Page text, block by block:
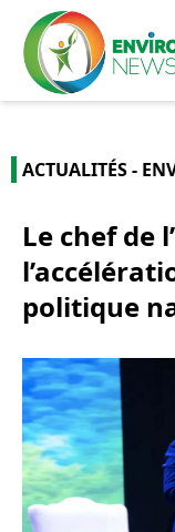
ACTUALITÉS -
Le chef de
politique